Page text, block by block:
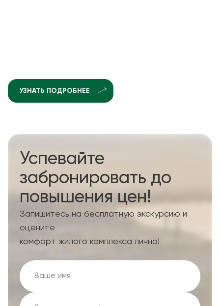
УЗНАТЬ ПОДРОБНЕЕ
Успевайте
забронировать до
повышения цен!
Запишитесь на бесплатную экскурсию и
оцените
комфорт жилого комплекса лично!